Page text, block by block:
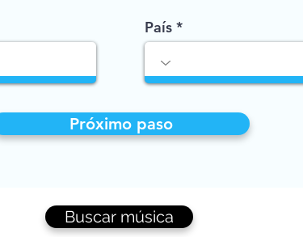
País
Próximo paso
Buscar música